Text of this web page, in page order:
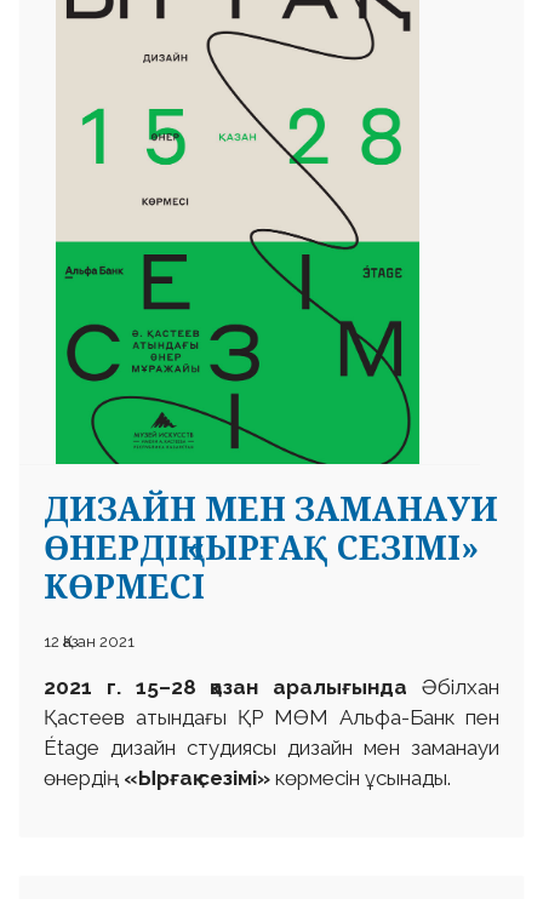
ДИЗАЙН МЕН ЗАМАНАУИ
ӨНЕРДІҢ «ЫРҒАҚ СЕЗІМІ»
КӨРМЕСІ
12 Қазан 2021
2021 г. 15–28 қазан аралығындаӘбілхан
Қастеев атындағы ҚР МӨМ Альфа-Банк пен
Étage дизайн студиясы дизайн мен заманауи
өнердің «Ырғақ сезімі» көрмесін ұсынады.